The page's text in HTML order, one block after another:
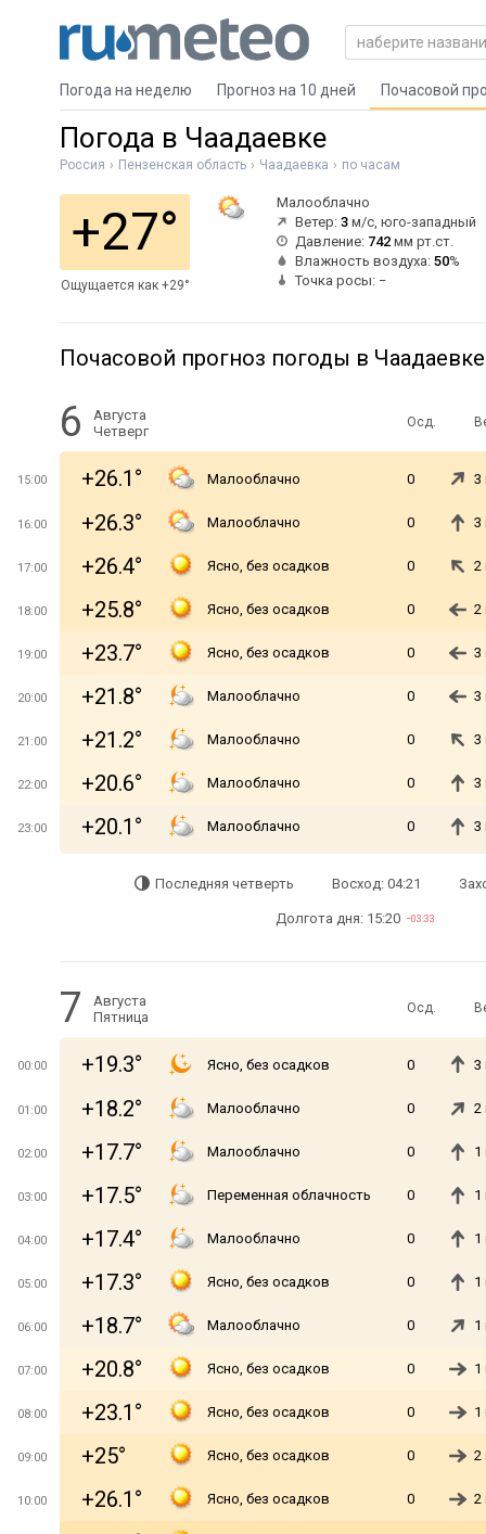
Погода на неделю Прогноз на 10 дней Почасовой
Погода в Чаадаевке
Россия Пензенская область Чаадаевка по часам
+27°
Ощущается как +29°
Малооблачно
Ветер: 3 м/с, юго-западный
Давление: 742 мм рт.ст.
Влажность воздуха: 50%
Точка росы: −
Почасовой прогноз погоды в Чаадаевке
6
Августа
Четверг
Осд.
15:00 +26.1° Малооблачно 0 3
16:00 +26.3° Малооблачно 0 3
17:00 +26.4° Ясно, без осадков 0 2
18:00 +25.8° Ясно, без осадков 0 2
19:00 +23.7° Ясно, без осадков 0 3
20:00 +21.8° Малооблачно 0 3
21:00 +21.2° Малооблачно 0 3
22:00 +20.6° Малооблачно 0 3
23:00 +20.1° Малооблачно 0 3
Последняя четверть Восход: 04:21
Долгота дня: 15:20 −03:33
7
Августа
Пятница
Осд.
00:00 +19.3° Ясно, без осадков 0 3
01:00 +18.2° Малооблачно 0 2
02:00 +17.7° Малооблачно 0 1
03:00 +17.5° Переменная облачность 0 1
04:00 +17.4° Малооблачно 0 1
05:00 +17.3° Ясно, без осадков 0 1
06:00 +18.7° Малооблачно 0 1
07:00 +20.8° Ясно, без осадков 0 1
08:00 +23.1° Ясно, без осадков 0 1
09:00 +25° Ясно, без осадков 0 2
10:00 +26.1° Ясно, без осадков 0 2